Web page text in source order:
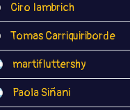
Ciro Iambrich
Tomas Carriquiriborde
martifluttershy
Paola Siñani